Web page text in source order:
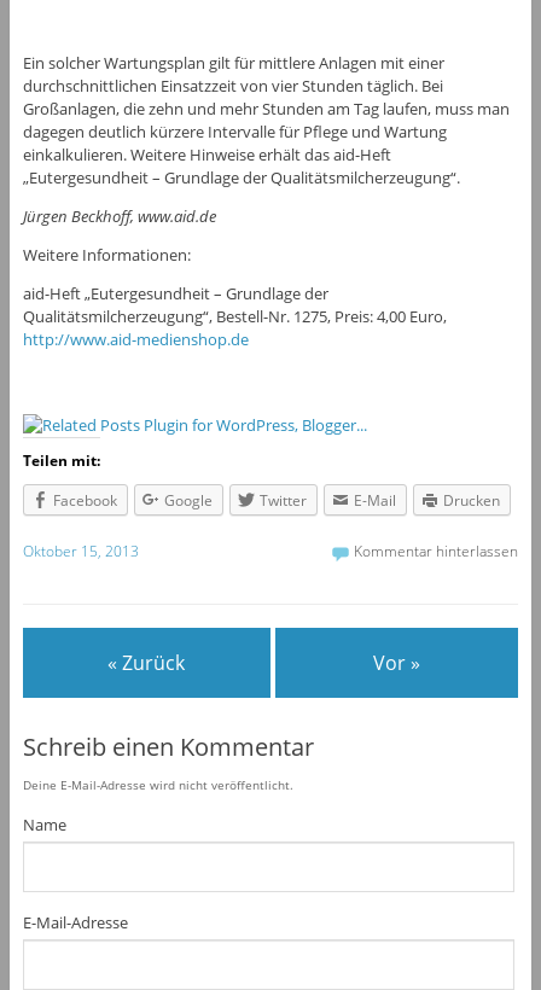
Ein solcher Wartungsplan gilt für mittlere Anlagen mit einer
durchschnittlichen Einsatzzeit von vier Stunden täglich. Bei
Großanlagen, die zehn und mehr Stunden am Tag laufen, muss man
dagegen deutlich kürzere Intervalle für Pflege und Wartung
einkalkulieren. Weitere Hinweise erhält das aid-Heft
„Eutergesundheit – Grundlage der Qualitätsmilcherzeugung“.
Jürgen Beckhoff, www.aid.de
Weitere Informationen:
aid-Heft „Eutergesundheit – Grundlage der
Qualitätsmilcherzeugung“, Bestell-Nr. 1275, Preis: 4,00 Euro,
http://www.aid-medienshop.de
Teilen mit:
Facebook
Google Twitter E-Mail Drucken
Oktober 15, 2013 Kommentar hinterlassen
« Zurück Vor »
Schreib einen Kommentar
Deine E-Mail-Adresse wird nicht veröffentlicht.
Name
E-Mail-Adresse